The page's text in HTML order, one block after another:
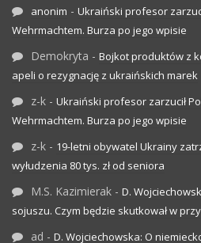
anonim - Ukraiński profesor
Wehrmachtem. Burza po jego wpisie
Demokryta - Bojkot produktów z
apeli o rezygnację z ukraińskich marek
z-k - Ukraiński profesor zarzucił
Wehrmachtem. Burza po jego wpisie
z-k - 19-letni obywatel Ukrainy
wyłudzenia 80 tys. zł od seniora
M.S. Kazimierak - D.
sojuszu. Czym będzie skutkował w
ad - D. Wojciechowska: O